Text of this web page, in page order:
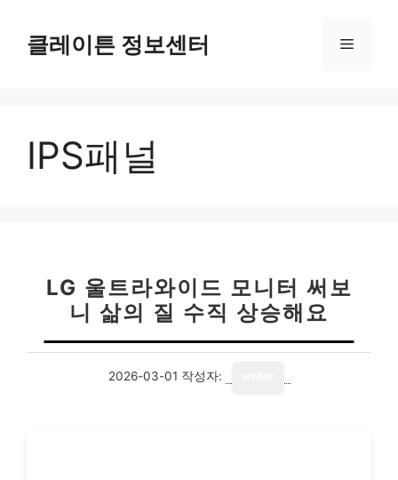
클레이튼 정보센터 메
IPS패널
LG 울트라와이드 모니터 써보
니 삶의 질 수직 상승해요
2026-03-01 작성자: